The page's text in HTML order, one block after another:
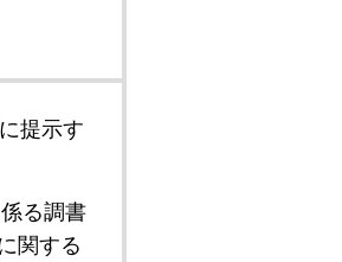
提示す
る調書
関する